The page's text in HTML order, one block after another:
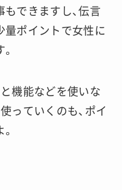
できますし、伝言
ポイントで女性に
機能などを使いな
っていくのも、ポイ